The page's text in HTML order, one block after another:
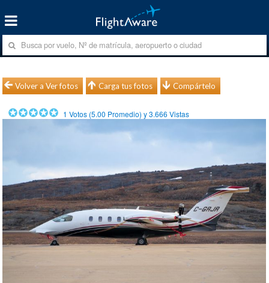
Volver a Ver fotos Carga tus fotos Compártelo
1 Votos (5.00 Promedio) y3.666 Vistas